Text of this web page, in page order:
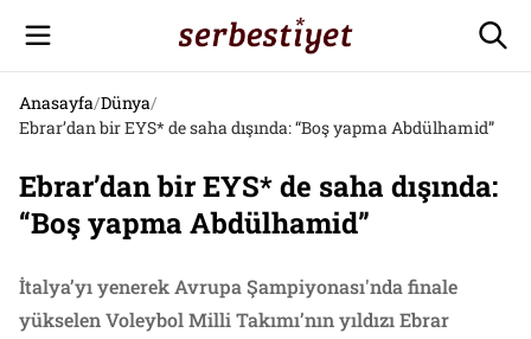
Anasayfa/Dünya/
Ebrar’dan bir EYS* de saha dışında: “Boş yapma Abdülhamid”
Ebrar’dan bir EYS* de saha dışında:
“Boş yapma Abdülhamid”
İtalya’yı yenerek Avrupa Şampiyonası'nda finale
yükselen Voleybol Milli Takımı’nın yıldızı Ebrar